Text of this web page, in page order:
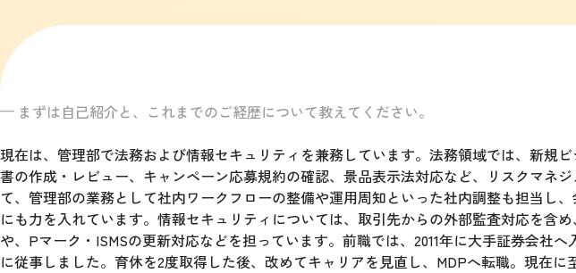
まずは自己紹介と、これまでのご経歴について教えてください。
現在は、管理部で法務および情報セキュリティを兼務しています。法務領域では、新規
書の作成・レビュー、キャンペーン応募規約の確認、景品表示法対応など、リスクマネ
て、管理部の業務として社内ワークフローの整備や運用周知といった社内調整も担当し
にも力を入れています。情報セキュリティについては、取引先からの外部監査対応を含
や、Pマーク・ISMSの更新対応などを担っています。前職では、2011年に大手証券会社
に従事しました。育休を2度取得した後、改めてキャリアを見直し、MDPへ転職。現在に